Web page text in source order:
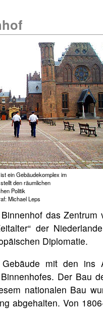
ein Gebäudekomplex im
den räumlichen
Politik
Michael Leps
das
der
Diplomatie.
mit den ins
Der Bau
nationalen Bau
abgehalten. Von